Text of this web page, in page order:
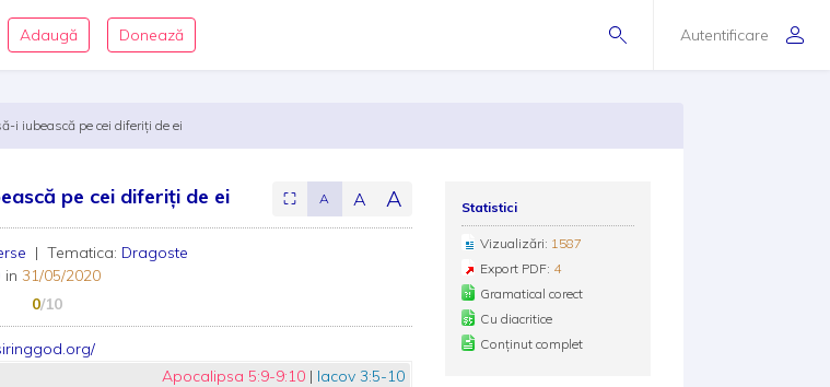
Autentificare
Adaugă Donează
i iubească pe cei diferiți de ei
pe cei diferiți de ei ⛶ A A A
| Tematica: Dragoste
in31/05/2020
0/10
Apocalipsa 5:9-9:10 | Iacov 3:5-10
Statistici
Vizualizări: 1587
Export PDF: 4
Gramatical corect
Cu diacritice
Conținut complet